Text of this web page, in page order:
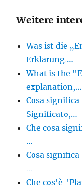
Weitere
Was ist die
Erklärung,…
What is the
explanation,…
Cosa
Significato,…
Che cosa
…
Cosa
…
Che cos'è